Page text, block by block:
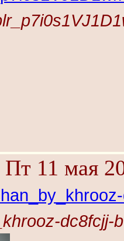
Пт 11 мая
dc8fcjj-